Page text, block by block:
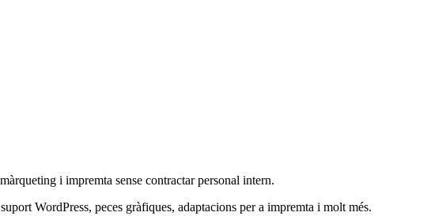
i impremta sense contractar personal intern.
WordPress, peces gràfiques, adaptacions per a impremta i molt més.